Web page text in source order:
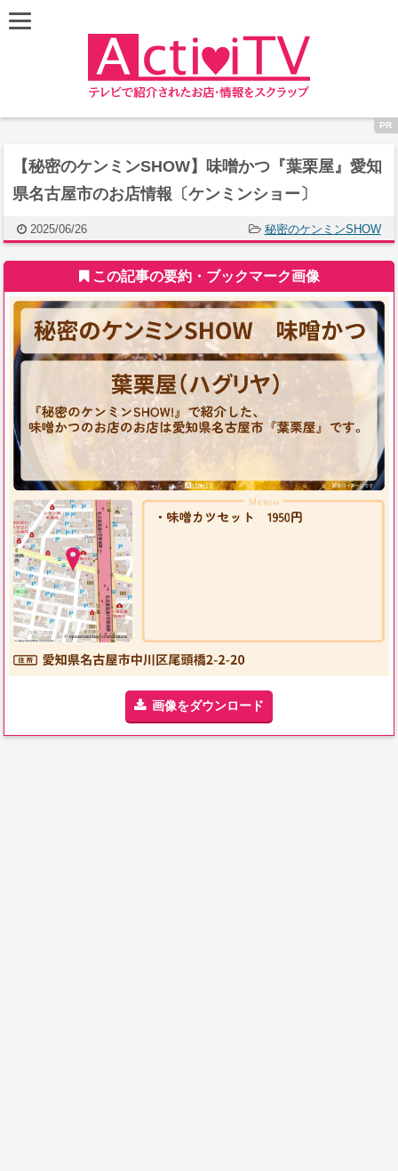
【秘密のケンミンSHOW】味噌かつ『葉栗屋』愛知
県名古屋市のお店情報〔ケンミンショー〕
2025/06/26 秘密のケンミンSHOW
この記事の要約・ブックマーク画像
画像をダウンロード